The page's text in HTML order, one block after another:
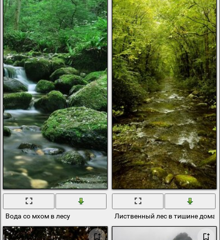
Вода со мхом в лесу Лиственный лес в тишине дома